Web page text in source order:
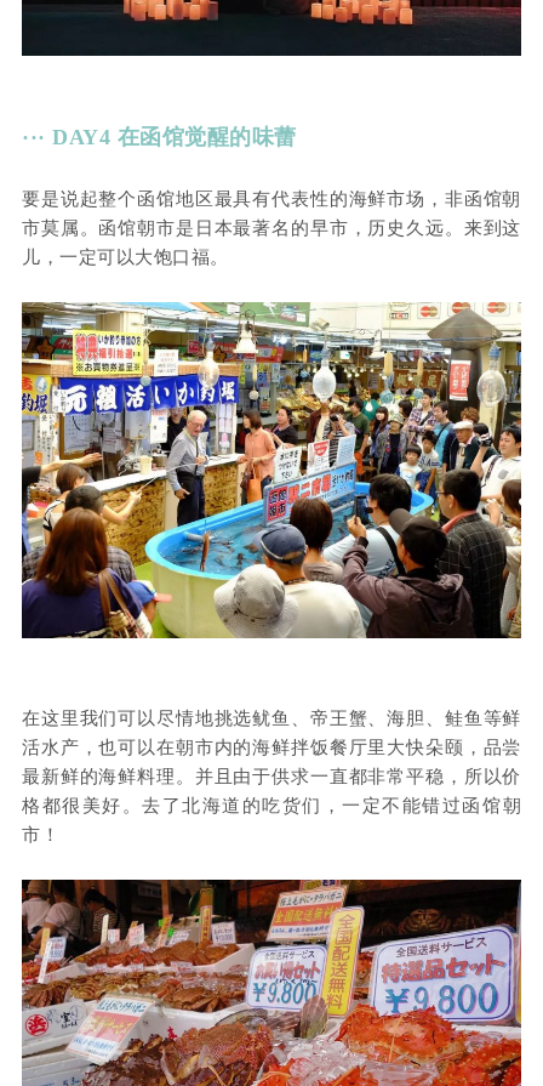
··· DAY4 在函馆觉醒的味蕾
要是说起整个函馆地区最具有代表性的海鲜市场，非函馆朝
市莫属。函馆朝市是日本最著名的早市，历史久远。来到这
儿，一定可以大饱口福。
在这里我们可以尽情地挑选鱿鱼、帝王蟹、海胆、鲑鱼等鲜
活水产，也可以在朝市内的海鲜拌饭餐厅里大快朵颐，品尝
最新鲜的海鲜料理。并且由于供求一直都非常平稳，所以价
格都很美好。去了北海道的吃货们，一定不能错过函馆朝
市！